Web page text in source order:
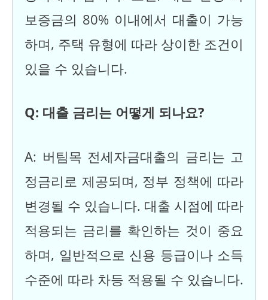
보증금의 80% 이내에서 대출이 가능
하며, 주택 유형에 따라 상이한 조건이
있을 수 있습니다.
Q: 대출 금리는 어떻게 되나요?
A: 버팀목 전세자금대출의 금리는 고
정금리로 제공되며, 정부 정책에 따라
변경될 수 있습니다. 대출 시점에 따라
적용되는 금리를 확인하는 것이 중요
하며, 일반적으로 신용 등급이나 소득
수준에 따라 차등 적용될 수 있습니다.